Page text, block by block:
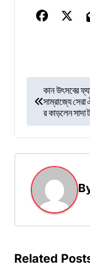
o
s
a
v
i
a
কান উৎসবের
সাম্রাজ্যে
র কাড়লেন সাদা
Related